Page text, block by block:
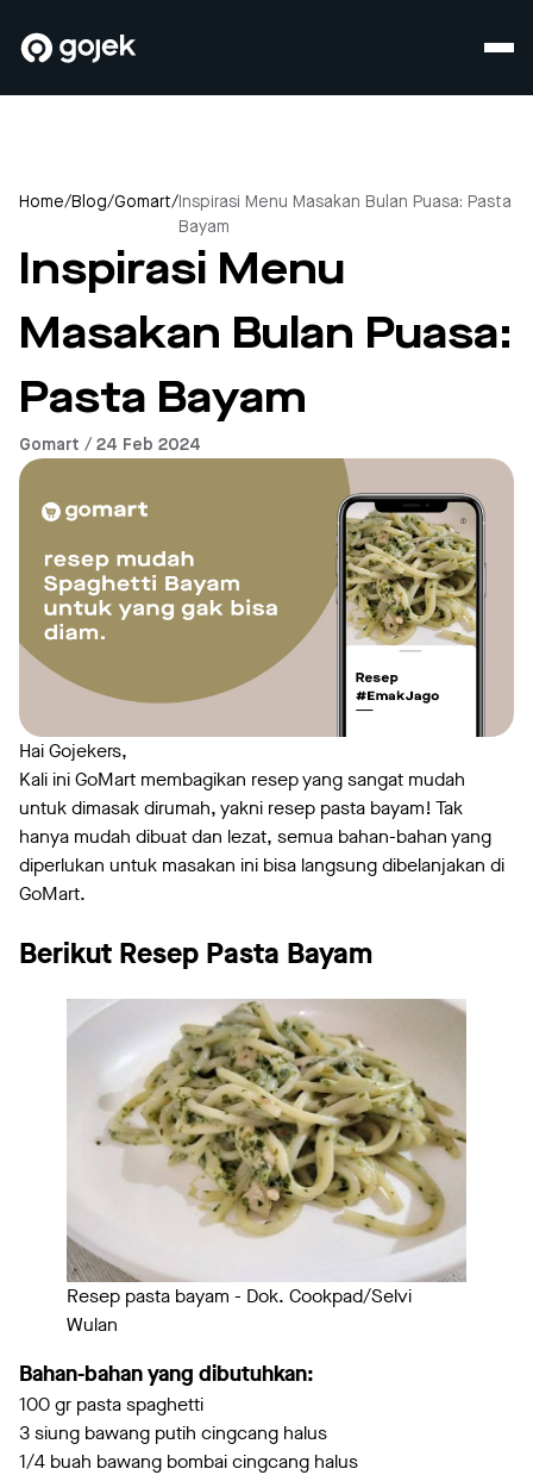
Home/Blog/Gomart/ Inspirasi Menu Masakan Bulan Puasa: Pasta
Bayam
Inspirasi Menu
Masakan Bulan Puasa:
Pasta Bayam
Gomart / 24 Feb 2024
Hai Gojekers,
Kali ini GoMart membagikan resep yang sangat mudah
untuk dimasak dirumah, yakni resep pasta bayam! Tak
hanya mudah dibuat dan lezat, semua bahan-bahan yang
diperlukan untuk masakan ini bisa langsung dibelanjakan di
GoMart.
Berikut Resep Pasta Bayam
Resep pasta bayam - Dok. Cookpad/Selvi
Wulan
Bahan-bahan yang dibutuhkan:
100 gr pasta spaghetti
3 siung bawang putih cingcang halus
1/4 buah bawang bombai cingcang halus